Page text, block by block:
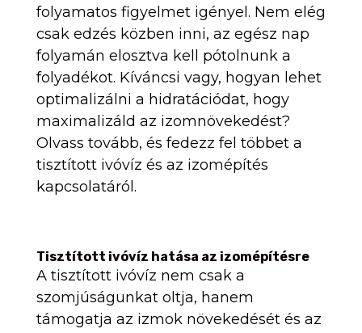
folyamatos figyelmet igényel. Nem elég
csak edzés közben inni, az egész nap
folyamán elosztva kell pótolnunk a
folyadékot. Kíváncsi vagy, hogyan lehet
optimalizálni a hidratációdat, hogy
maximalizáld az izomnövekedést?
Olvass tovább, és fedezz fel többet a
tisztított ivóvíz és az izomépítés
kapcsolatáról.
Tisztított ivóvíz hatása az izomépítésre
A tisztított ivóvíz nem csak a
szomjúságunkat oltja, hanem
támogatja az izmok növekedését és az